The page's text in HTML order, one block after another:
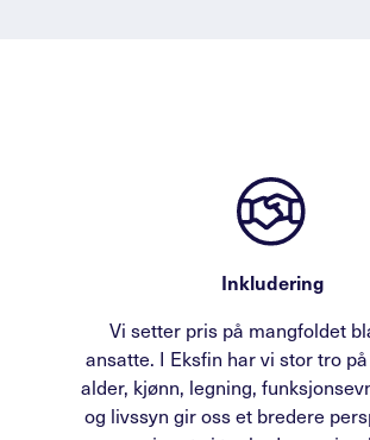
Inkludering
Vi setter pris på mangfoldet
ansatte. I Eksfin har vi stor tro
alder, kjønn, legning,
og livssyn gir oss et bredere